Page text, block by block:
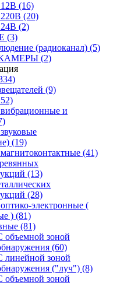
(16)
(20)
(2)
(3)
(радиоканал) (5)
(2)
(9)
и
(19)
(41)
(13)
(28)
электронные (
) (81)
(81)
объемной зоной
(60)
линейной зоной
("луч") (8)
объемной зоной